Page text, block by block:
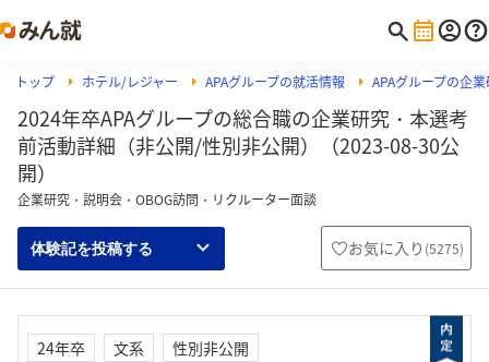
トップ ホテル/レジャー APAグループの就活情報 APAグループの企
2024年卒APAグループの総合職の企業研究・本選考
前活動詳細（非公開/性別非公開）（2023-08-30公
開）
企業研究・説明会・OBOG訪問・リクルーター面談
体験記を投稿する お気に入り (5275)
24年卒 文系
性別非公開